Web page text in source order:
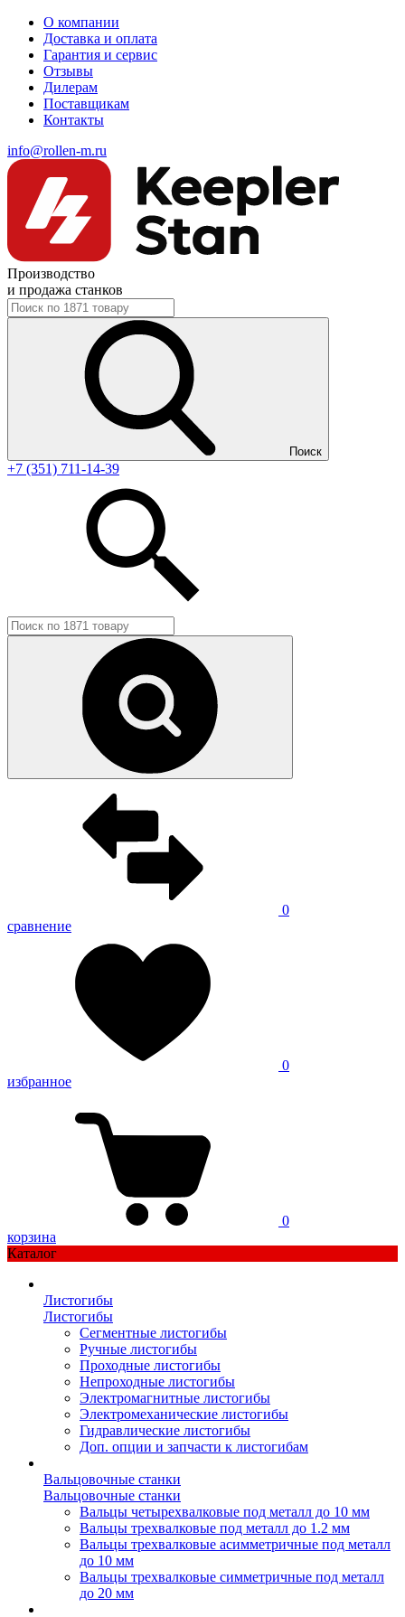
О компании
Доставка и оплата
Гарантия и сервис
Отзывы
Дилерам
Поставщикам
Контакты
info@rollen-m.ru
Производство
и продажа станков
Поиск
+7 (351) 711-14-39
0
сравнение
0
избранное
0
корзина
Каталог
Листогибы
Листогибы
Сегментные листогибы
Ручные листогибы
Проходные листогибы
Непроходные листогибы
Электромагнитные листогибы
Электромеханические листогибы
Гидравлические листогибы
Доп. опции и запчасти к листогибам
Вальцовочные станки
Вальцовочные станки
Вальцы четырехвалковые под металл до 10 мм
Вальцы трехвалковые под металл до 1.2 мм
Вальцы трехвалковые асимметричные под металл
до 10 мм
Вальцы трехвалковые симметричные под металл
до 20 мм